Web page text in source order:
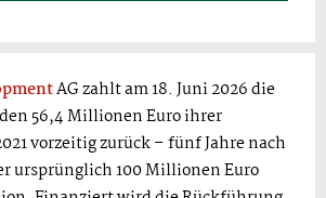
AG zahlt am 18. Juni 2026 die
56,4 Millionen Euro ihrer
vorzeitig zurück – fünf Jahre nach
ursprünglich 100 Millionen Euro